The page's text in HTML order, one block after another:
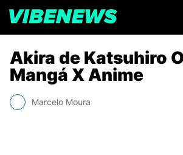
Akira de Katsuhiro
Mangá X Anime
Marcelo Moura